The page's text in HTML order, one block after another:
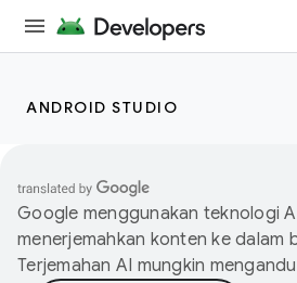
ANDROID STUDIO
Google menggunakan teknologi
menerjemahkan konten ke dalam
Terjemahan AI mungkin